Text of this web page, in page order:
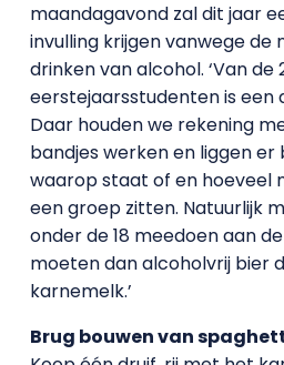
maandagavond zal dit jaar
invulling krijgen vanwege de
drinken van alcohol. ‘Van de
eerstejaarsstudenten is een
Daar houden we rekening
bandjes werken en liggen er
waarop staat of en hoeveel
een groep zitten. Natuurlijk
onder de 18 meedoen aan
moeten dan alcoholvrij bier
karnemelk.’
Brug bouwen van